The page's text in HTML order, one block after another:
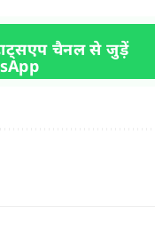
चैनल से जुड़ें